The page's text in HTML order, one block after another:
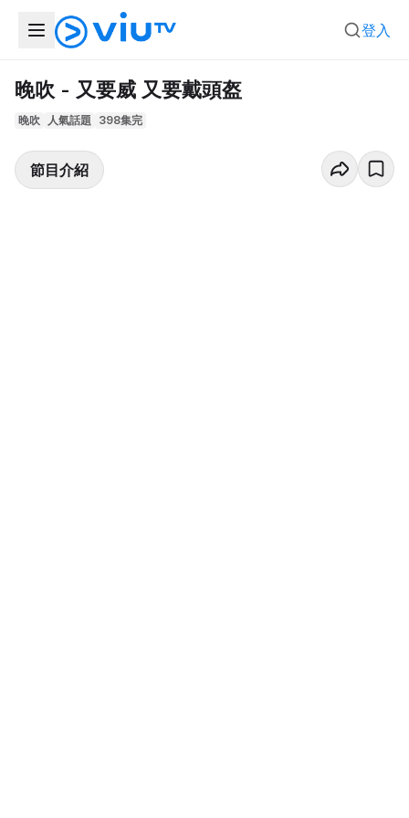
登入
晚吹 - 又要威 又要戴頭盔
晚吹 人氣話題 398集完
節目介紹